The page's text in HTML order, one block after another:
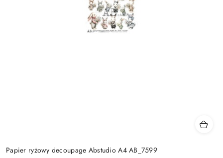
Papier ryżowy decoupage Abstudio A4 AB_7599